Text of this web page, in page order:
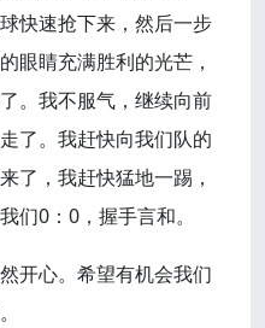
快速抢下来，然后一步
眼睛充满胜利的光芒，
。我不服气，继续向前
了。我赶快向我们队的
了，我赶快猛地一踢，
们0：0，握手言和。
开心。希望有机会我们